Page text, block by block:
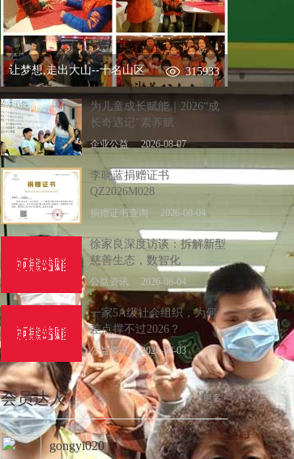
315933
让梦想,走出大山--十名山区
为儿童成长赋能｜2026“成
长奇遇记”素养赋
企业公益 2026-08-07
李晓蓝捐赠证书
QZ2026M028
捐赠证书查询 2026-08-04
徐家良深度访谈：拆解新型
慈善生态，数智化
公益资讯 2026-08-04
一家5A级社会组织，为何
差点撑不过2026？
公益资讯 2026-08-03
会员达人 更多+
gongyi020